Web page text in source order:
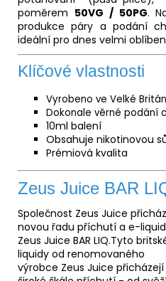
poměrem 50VG / 50PG.
produkce páry a podání
ideální pro dnes velmi
Klíčové vlastnosti
Vyrobeno ve Velké
Dokonale věrné podání
10ml balení
Obsahuje nikotinovou
Prémiová kvalita
Zeus Juice BAR
Společnost Zeus Juice
novou řadu příchutí a e-
Zeus Juice BAR LIQ.Tyto
liquidy od renomovaného
výrobce Zeus Juice